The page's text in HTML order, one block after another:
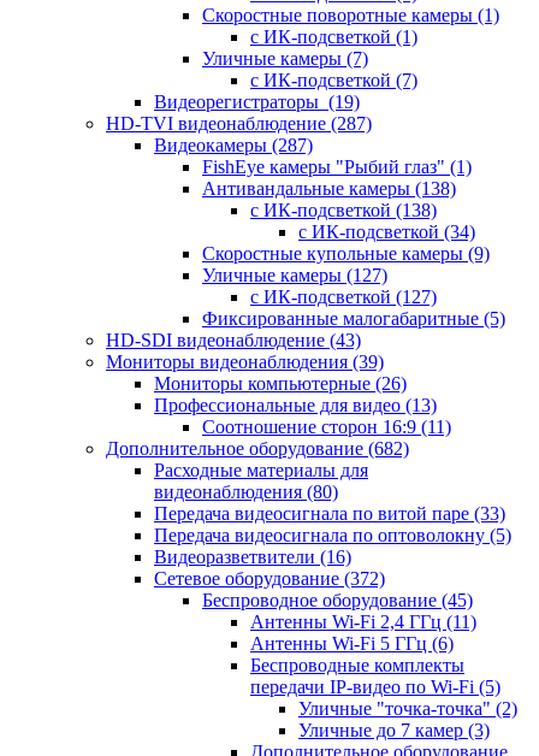
Скоростные поворотные камеры (1)
с ИК-подсветкой (1)
Уличные камеры (7)
с ИК-подсветкой (7)
Видеорегистраторы (19)
HD-TVI видеонаблюдение (287)
Видеокамеры (287)
FishEye камеры "Рыбий глаз" (1)
Антивандальные камеры (138)
с ИК-подсветкой (138)
с ИК-подсветкой (34)
Скоростные купольные камеры (9)
Уличные камеры (127)
с ИК-подсветкой (127)
Фиксированные малогабаритные (5)
HD-SDI видеонаблюдение (43)
Мониторы видеонаблюдения (39)
Мониторы компьютерные (26)
Профессиональные для видео (13)
Соотношение сторон 16:9 (11)
Дополнительное оборудование (682)
Расходные материалы для
видеонаблюдения (80)
Передача видеосигнала по витой паре (33)
Передача видеосигнала по оптоволокну (5)
Видеоразветвители (16)
Сетевое оборудование (372)
Беспроводное оборудование (45)
Антенны Wi-Fi 2,4 ГГц (11)
Антенны Wi-Fi 5 ГГц (6)
Беспроводные комплекты
передачи IP-видео по Wi-Fi (5)
Уличные "точка-точка" (2)
Уличные до 7 камер (3)
Дополнительное оборудование